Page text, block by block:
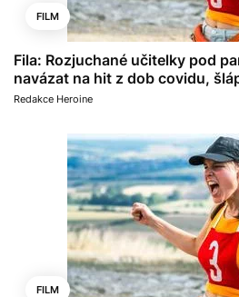
FILM
Fila: Rozjuchané učitelky pod
navázat na hit z dob covidu,
Redakce Heroine
FILM